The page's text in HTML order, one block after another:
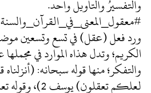
والتفسيرُ والتأويل واحد.
#معقول_المعنى_في_القرآن_والسنة
ورد فعل (عقل) في تسع وتسعين
الكريم؛ وتدل هذاه الموارد في مجملها
والتفكر؛ منها قوله سبحانه: (أنزلناه
لعلكم تعقلون) يوسف